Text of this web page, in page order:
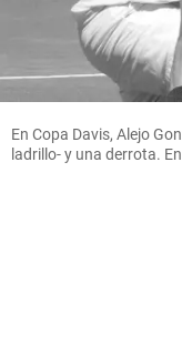
En Copa Davis, Alejo
ladrillo- y una derrota.